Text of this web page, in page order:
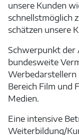
unsere Kunden
schnellstmöglich
schätzen unsere
Schwerpunkt
bundesweite
Werbedarstellern
Bereich Film und
Medien.
Eine intensive
Weiterbildung/